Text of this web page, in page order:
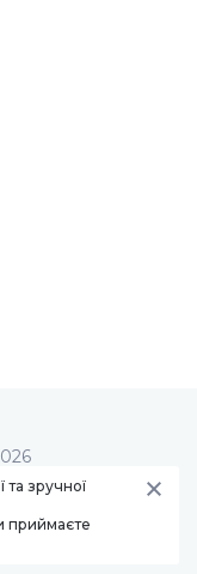
зручної
приймаєте